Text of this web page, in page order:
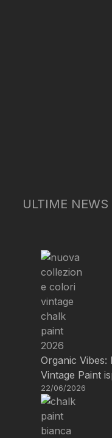
ULTIME NEWS
Organic
Vintage Paint
22/06/2026